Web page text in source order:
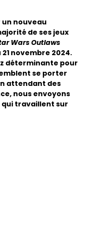
un nouveau
de ses jeux
Wars Outlaws
novembre 2024.
déterminante pour
se porter
attendant des
nous envoyons
travaillent sur